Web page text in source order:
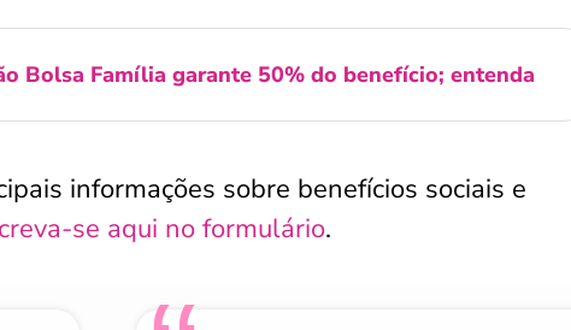
Bolsa Família garante 50% do benefício; entenda
informações sobre benefícios sociais e
se aqui no formulário.